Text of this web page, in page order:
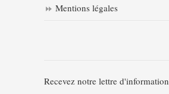
Mentions légales
Recevez notre lettre d'information